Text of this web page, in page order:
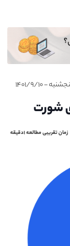
شورت
زمان تقریبی مطالعه۱دقیقه